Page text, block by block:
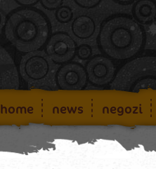
home news negozi